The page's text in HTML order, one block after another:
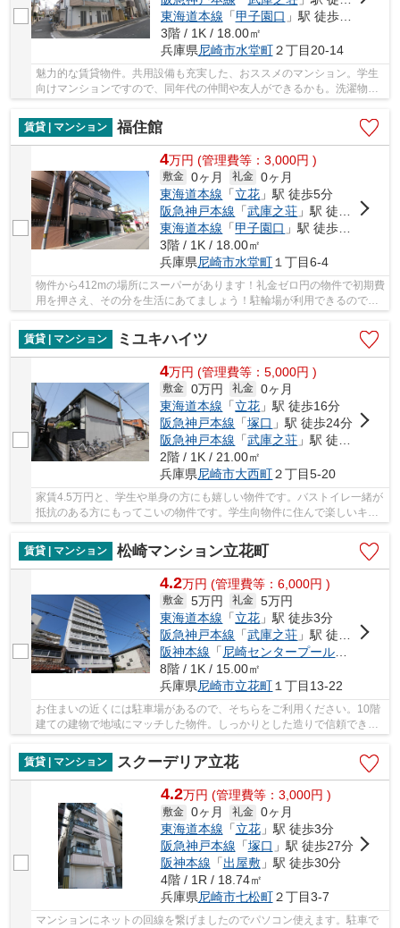
東海道本線 「甲子園口 」駅 徒歩27分
3階 / 1K / 18.00㎡
兵庫県尼崎市水堂町２丁目20-14
魅力的な賃貸物件。共用設備も充実した、おススメのマンション。学生
向けマンションですので、同年代の仲間や友人ができるかも。洗濯物や
賃貸 | マンション
福住館
4万円 (管理費等：3,000円 )
敷金 0ヶ月 礼金 0ヶ月
東海道本線 「立花 」駅 徒歩5分
阪急神戸本線 「武庫之荘 」駅 徒歩15分
東海道本線 「甲子園口 」駅 徒歩34分
3階 / 1K / 18.00㎡
兵庫県尼崎市水堂町 １丁目6-4
物件から412mの場所にスーパーがあります！礼金ゼロ円の物件で初期費
用を押さえ、その分を生活にあてましょう！駐輪場が利用できるので自
転車の管理も楽です！お手入れが簡単なフロー...
賃貸 | マンション
ミユキハイツ
4万円 (管理費等：5,000円 )
敷金 0万円 礼金 0ヶ月
東海道本線 「立花 」駅 徒歩16分
阪急神戸本線 「塚口 」駅 徒歩24分
阪急神戸本線 「武庫之荘 」駅 徒歩29分
2階 / 1K / 21.00㎡
兵庫県尼崎市大西町２丁目5-20
家賃4.5万円と、学生や単身の方にも嬉しい物件です。バストイレ一緒が
抵抗のある方にもってこいの物件です。学生向物件に住んで楽しいキャ
ンパスライフを送りませんか。エアコン付きの...
賃貸 | マンション
松崎マンション立花町
4.2万円 (管理費等：6,000円 )
敷金 5万円 礼金 5万円
東海道本線 「立花 」駅 徒歩3分
阪急神戸本線 「武庫之荘 」駅 徒歩25分
阪神本線 「尼崎センタープール前
8階 / 1K / 15.00㎡
兵庫県尼崎市立花町 １丁目13-22
お住まいの近くには駐車場があるので、そちらをご利用ください。10階
建ての建物で地域にマッチした物件。しっかりとした造りで信頼できる
中古物件。安心と信頼のマンションタイプの物...
賃貸 | マンション
スクーデリア立花
4.2万円 (管理費等：3,000円 )
敷金 0ヶ月 礼金 0ヶ月
東海道本線 「立花」駅 徒歩3分
阪急神戸本線 「塚口 」駅 徒歩27分
阪神本線 「出屋敷」駅 徒歩30分
4階 / 1R / 18.74㎡
兵庫県尼崎市七松町２丁目3-7
マンションにネットの回線を繋げましたのでパソコン使えます。駐車で